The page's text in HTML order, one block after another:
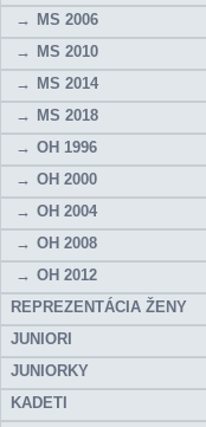
MS 2006
MS 2010
MS 2014
MS 2018
OH 1996
OH 2000
OH 2004
OH 2008
OH 2012
REPREZENTÁCIA ŽENY
JUNIORI
JUNIORKY
KADETI